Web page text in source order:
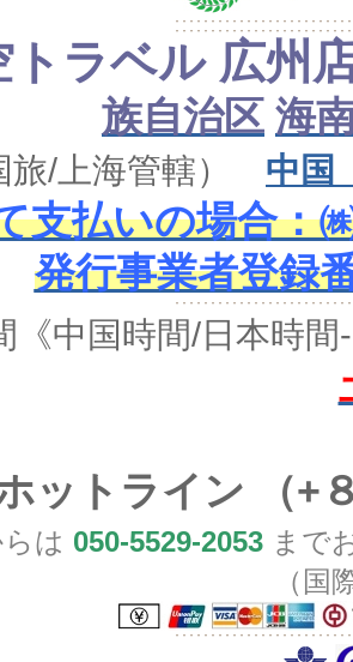
トラベル 広州
族自治区 海
旅/上海管轄） 中国
支払いの場合：
発行事業者登録
《中国時間/日本時
ットライン （+
は 050-5529-2053 まで
（国